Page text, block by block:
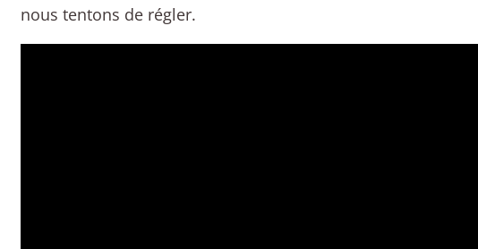
nous tentons de régler.